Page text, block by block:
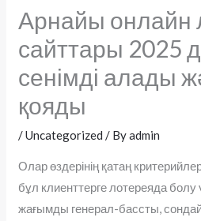
Арнайы онлайн
сайттары 2025
сенімді алады
қояды
/Uncategorized / Byadmin
Олар өздерінің қатаң
бұл клиенттерге лотереяда болу
жағымды генерал-бассты,